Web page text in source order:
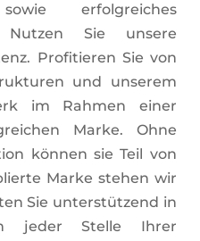
erfolgreiches
Nutzen Sie unsere
Profitieren Sie von
und unserem
im Rahmen einer
Marke. Ohne
können sie Teil von
Marke stehen wir
Sie unterstützend in
jeder Stelle Ihrer